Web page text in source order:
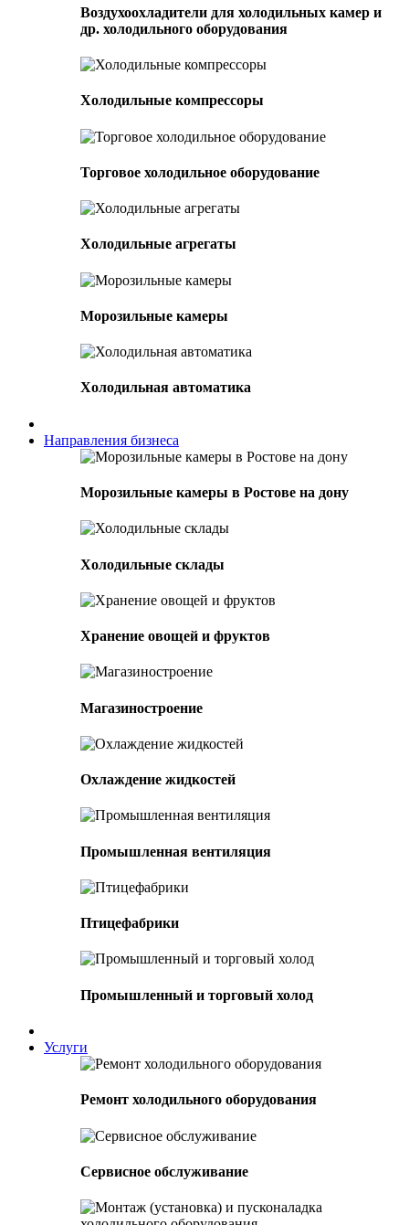
Воздухоохладители для холодильных камер и
др. холодильного оборудования
Холодильные компрессоры
Торговое холодильное оборудование
Холодильные агрегаты
Морозильные камеры
Холодильная автоматика
Направления бизнеса
Морозильные камеры в Ростове на дону
Холодильные склады
Хранение овощей и фруктов
Магазиностроение
Охлаждение жидкостей
Промышленная вентиляция
Птицефабрики
Промышленный и торговый холод
Услуги
Ремонт холодильного оборудования
Сервисное обслуживание